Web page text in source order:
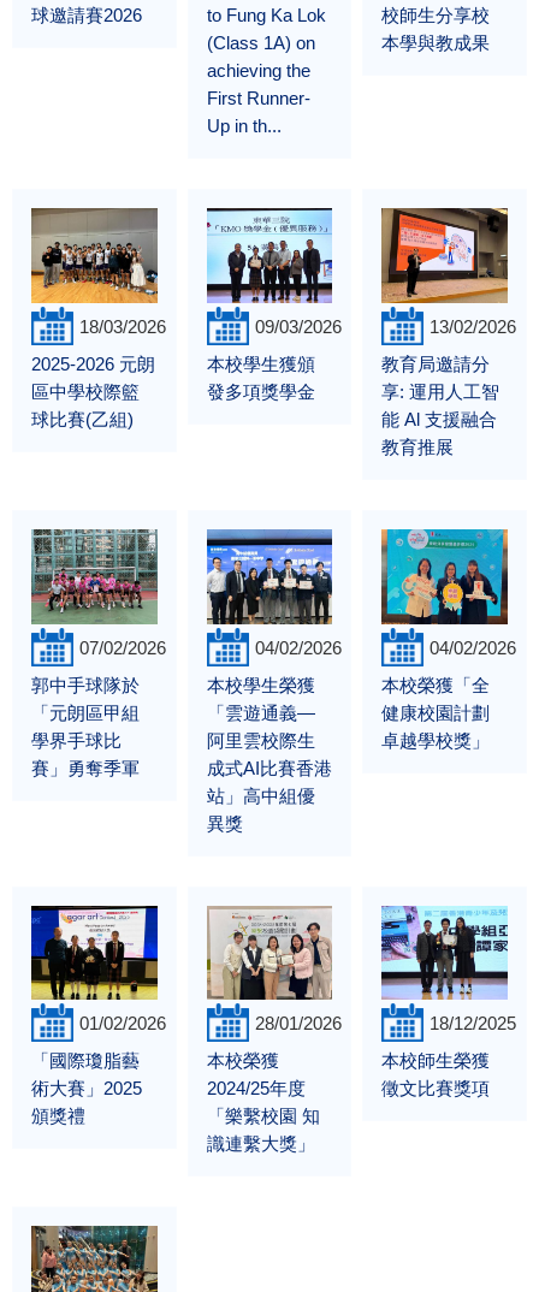
球邀請賽2026
to Fung Ka Lok
(Class 1A) on
achieving the
First Runner-
Up in th...
校師生分享校
本學與教成果
18/03/2026
2025-2026 元朗
區中學校際籃
球比賽(乙組)
09/03/2026
本校學生獲頒
發多項獎學金
13/02/2026
教育局邀請分
享: 運用人工智
能 Al 支援融合
教育推展
07/02/2026
郭中手球隊於
「元朗區甲組
學界手球比
賽」勇奪季軍
04/02/2026
本校學生榮獲
「雲遊通義—
阿里雲校際生
成式AI比賽香港
站」高中組優
異獎
04/02/2026
本校榮獲「全
健康校園計劃
卓越學校獎」
01/02/2026
「國際瓊脂藝
術大賽」2025
頒獎禮
28/01/2026
本校榮獲
2024/25年度
「樂繫校園 知
識連繫大獎」
18/12/2025
本校師生榮獲
徵文比賽獎項